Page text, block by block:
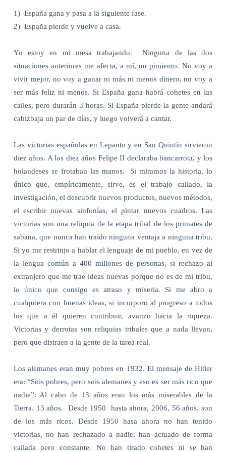
1) España gana y pasa a la siguiente fase.
2) España pierde y vuelve a casa.
Yo estoy en mi mesa trabajando.
Ninguna de las dos
situaciones anteriores me afecta, a mí, un pimiento. No voy a
vivir mejor, no voy a ganar ni más ni menos dinero, no voy a
ser más feliz ni menos. Si España gana habrá cohetes en las
calles, pero durarán 3 horas. Si España pierde la gente andará
cabizbaja un par de días, y luego volverá a cantar.
Las victorias españolas en Lepanto y en San Quintín sirvieron
diez años. A los diez años Felipe II declaraba bancarrota, y los
holandeses se frotaban las manos.
Si miramos la historia, lo
único que, empíricamente, sirve, es el trabajo callado, la
investigación, el descubrir nuevos productos, nuevos métodos,
el escribir nuevas sinfonías, el pintar nuevos cuadros. Las
victorias son una reliquia de la etapa tribal de los primates de
sabana, que nunca han traído ninguna ventaja a ninguna tribu.
Si yo me restrinjo a hablar el lenguaje de mi pueblo, en vez de
la lengua común a 400 millones de personas, si rechazo al
extranjero que me trae ideas nuevas porque no es de mi tribu,
lo único que consigo es atraso y miseria. Si me abro a
cualquiera con buenas ideas, si incorporo al progreso a todos
los que a él quieren contribuir, avanzo hacia la riqueza.
Victorias y derrotas son reliquias tribales que a nada llevan,
pero que distraen a la gente de la tarea real.
Los alemanes eran muy pobres en 1932. El mensaje de Hitler
era: “Sois pobres, pero sois alemanes y eso es ser más rico que
nadie”: Al cabo de 13 años eran los más miserables de la
Tierra. 13 años.
Desde 1950
hasta ahora, 2006, 56 años, son
de los más ricos. Desde 1950 hasa ahora no han tenido
victorias, no han rechazado a nadie, han actuado de forma
callada pero constante. No han tirado cohetes ni se han